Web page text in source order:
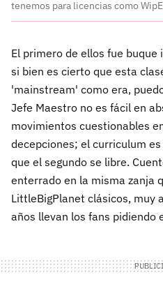
tenemos para licencias como
El primero de ellos fue buque
si bien es cierto que esta
'mainstream' como era,
Jefe Maestro no es fácil en
movimientos cuestionables
decepciones; el curriculum
que el segundo se libre.
enterrado en la misma zanja
LittleBigPlanet clásicos, muy
años llevan los fans pidiendo